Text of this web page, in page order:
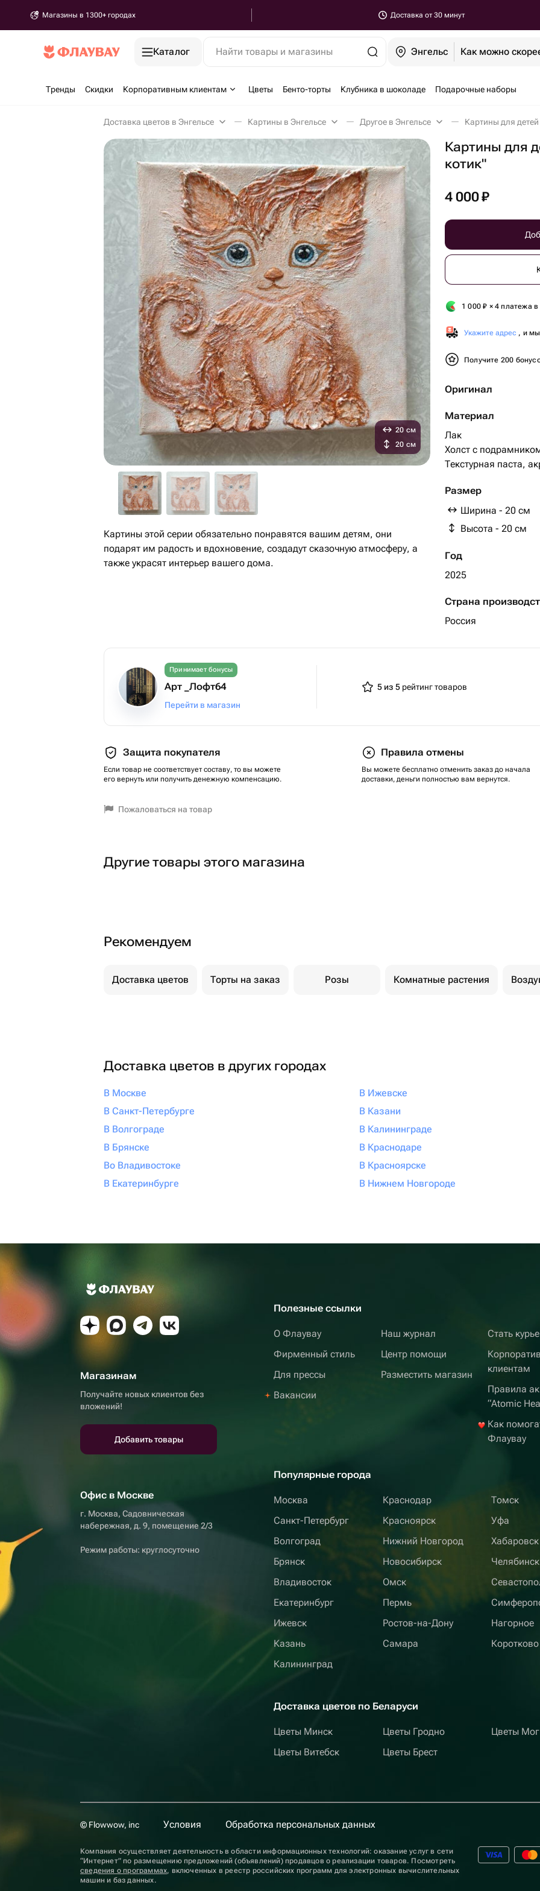
Магазины в 1300+ городах Доставка от 30 минут
Каталог Найти товары и магазины Энгельс Как можно
Тренды Скидки Корпоративным клиентам Цветы Бенто-торты Клубника в шоколаде Подарочные наборы
Доставка цветов в Энгельсе Картины в Энгельсе Другое в Энгельсе Картины для
Картины для
котик"
4 000₽
1 000₽ × 4 платежа
Укажите адрес , и мы
Получите 200
Оригинал
Материал
Лак
Холст с
Текстурная паста,
Размер
Ширина - 20 см
Высота - 20 см
Год
2025
Страна
Россия
20 см
20 см
Картины этой серии обязательно понравятся вашим детям, они
подарят им радость и вдохновение, создадут сказочную атмосферу, а
также украсят интерьер вашего дома.
Принимает бонусы
Арт _Лофт64
Перейти в магазин
5 из 5 рейтинг товаров
Защита покупателя
Если товар не соответствует составу, то вы можете
его вернуть или получить денежную компенсацию.
Правила отмены
Вы можете бесплатно отменить заказ до начала
доставки, деньги полностью вам вернутся.
Пожаловаться на товар
Другие товары этого магазина
Рекомендуем
Доставка цветов Торты на заказ Розы Комнатные растения
Доставка цветов в других городах
В Москве
В Санкт-Петербурге
В Волгограде
В Брянске
Во Владивостоке
В Екатеринбурге
В Ижевске
В Казани
В Калининграде
В Краснодаре
В Красноярске
В Нижнем Новгороде
Магазинам
Получайте новых клиентов без
вложений!
Добавить товары
Офис в Москве
г. Москва, Садовническая
набережная, д. 9, помещение 2/3
Режим работы: круглосуточно
Полезные ссылки
О Флаувау
Фирменный стиль
Для прессы
Вакансии
Наш журнал
Центр помощи
Разместить магазин
Стать
клиентам
Правила
“Atomic
Как
Флаувау
Популярные города
Москва
Санкт-Петербург
Волгоград
Брянск
Владивосток
Екатеринбург
Ижевск
Казань
Калининград
Краснодар
Красноярск
Нижний Новгород
Новосибирск
Омск
Пермь
Ростов-на-Дону
Самара
Томск
Уфа
Хабаровск
Челябинск
Нагорное
Коротково
Доставка цветов по Беларуси
Цветы Минск
Цветы Витебск
Цветы Гродно
Цветы Брест
Цветы
© Flowwow, inc Условия Обработка персональных данных
Компания осуществляет деятельность в области информационных технологий: оказание услуг в сети
“Интернет” по размещению предложений (объявлений) продавцов о реализации товаров. Посмотреть
сведения о программах, включенных в реестр российских программ для электронных вычислительных
машин и баз данных.